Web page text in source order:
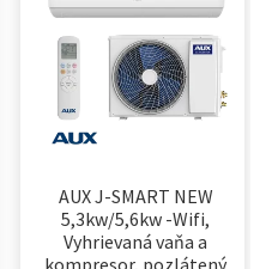
AUX J-SMART NEW
5,3kw/5,6kw -Wifi,
Vyhrievaná vaňa a
kompresor, pozlátený